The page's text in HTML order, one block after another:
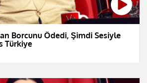
Borcunu Ödedi, Şimdi Sesiyle
Türkiye